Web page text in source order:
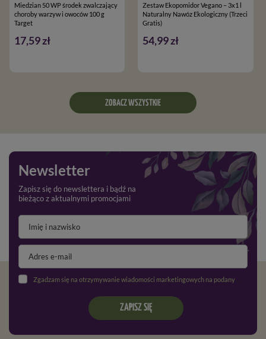
Miedzian 50 WP środek zwalczający
choroby warzyw i owoców 100 g
Target
17,59 zł
Zestaw Ekopomidor Vegano – 3x1 l
Naturalny Nawóz Ekologiczny (Trzeci
Gratis)
54,99 zł
ZOBACZ WSZYSTKIE
Newsletter
Zapisz się do newslettera i bądź na
bieżąco z aktualnymi promocjami
Zgadzam się na otrzymywanie wiadomości marketingowych na podany adres e-mail oraz przetwarzanie danych osobowych zgodnie z
ZAPISZ SIĘ